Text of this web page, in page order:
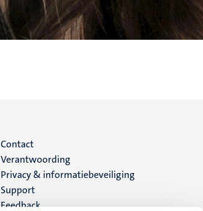
Menu
footer
(NL)
Contact
Verantwoording
Privacy & informatiebeveiliging
Support
Feedback